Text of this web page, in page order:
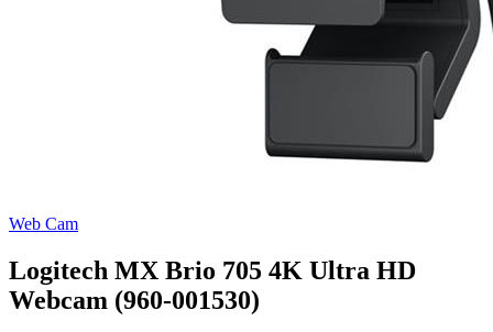
Web Cam
Logitech MX Brio 705 4K Ultra HD
Webcam (960-001530)